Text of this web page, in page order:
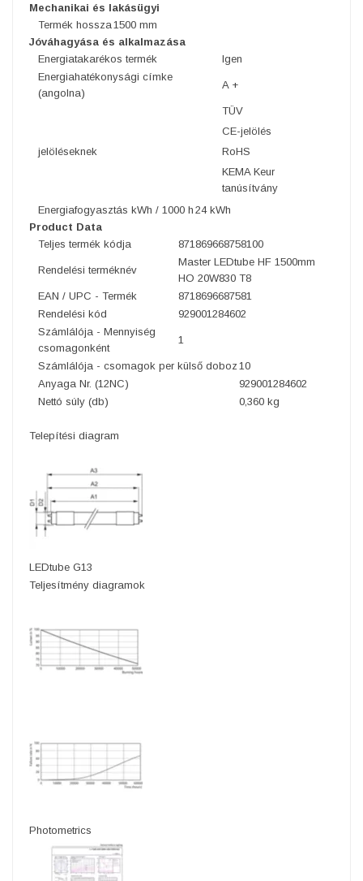
Mechanikai és lakásügyi
Termék hossza1500 mm
Jóváhagyása és alkalmazása
Energiatakarékos termék
Igen
Energiahatékonysági címke
(angolna)
A +
jelöléseknek
TÜV
CE-jelölés
RoHS
KEMA Keur
tanúsítvány
Energiafogyasztás kWh / 1000 h 24 kWh
Product Data
Teljes termék kódja
871869668758100
Rendelési terméknév
Master LEDtube HF 1500mm
HO 20W830 T8
EAN / UPC - Termék
8718696687581
Rendelési kód
929001284602
Számlálója - Mennyiség
csomagonként
1
Számlálója - csomagok per külső doboz 10
Anyaga Nr. (12NC)
929001284602
Nettó súly (db)
0,360 kg
Telepítési diagram
LEDtube G13
Teljesítmény diagramok
Photometrics